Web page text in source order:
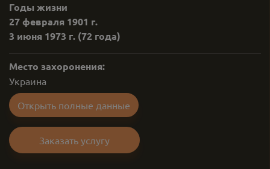
Годы жизни
27 февраля 1901 г.
3 июня 1973 г. (72 года)
Место захоронения:
Украина
Открыть полные данные
Заказать услугу